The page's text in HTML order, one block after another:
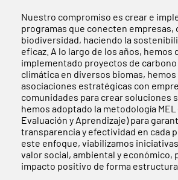
Nuestro compromiso es crear e
programas que conecten empresas,
biodiversidad, haciendo la
eficaz. A lo largo de los años, hemos
implementado proyectos de
climática en diversos biomas,
asociaciones estratégicas con
comunidades para crear soluciones
hemos adoptado la metodología
Evaluación y Aprendizaje) para
transparencia y efectividad en cada
este enfoque, viabilizamos
valor social, ambiental y económico,
impacto positivo de forma